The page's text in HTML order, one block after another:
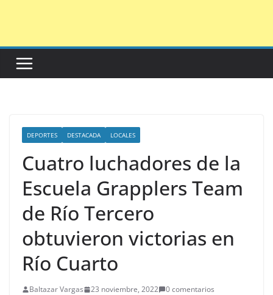
DEPORTES DESTACADA LOCALES
Cuatro luchadores de la
Escuela Grapplers Team
de Río Tercero
obtuvieron victorias en
Río Cuarto
Baltazar Vargas 23 noviembre, 2022 0 comentarios